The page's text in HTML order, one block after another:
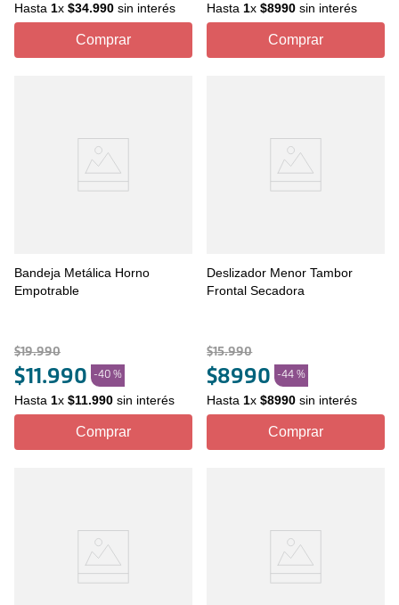
Hasta 1x $34.990 sin interés
Comprar
Hasta1x$8990 sin interés
Comprar
Bandeja Metálica Horno
Empotrable
$19.990
$11 .990 -40 %
Hasta 1x $11.990 sin interés
Comprar
Deslizador Menor Tambor
Frontal Secadora
$15.990
$8990 -44 %
Hasta 1x$8990 sin interés
Comprar